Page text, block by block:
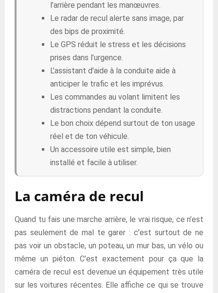
l’arrière pendant les manœuvres.
Le radar de recul alerte sans image, par
des bips de proximité.
Le GPS réduit le stress et les décisions
prises dans l’urgence.
L’assistant d’aide à la conduite aide à
anticiper le trafic et les imprévus.
Les commandes au volant limitent les
distractions pendant la conduite.
Le bon choix dépend surtout de ton usage
réel et de ton véhicule.
Un accessoire utile est simple, bien
installé et facile à utiliser.
La caméra de recul
Quand tu fais une marche arrière, le vrai risque, ce n’est
pas seulement de mal te garer : c’est surtout de ne
pas voir un obstacle, un poteau, un mur bas, un vélo ou
même un piéton. C’est exactement pour ça que la
caméra de recul est devenue un équipement très utile
sur les voitures récentes. Elle affiche ce qui se trouve